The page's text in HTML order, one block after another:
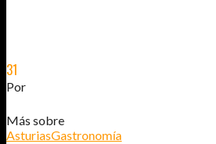
31
Por
Más sobre
AsturiasGastronomía